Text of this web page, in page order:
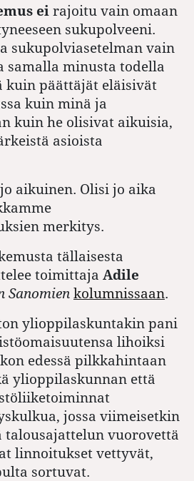
ei rajoitu vain omaan
sukupolveeni.
sukupolviasetelman vain
samalla minusta todella
kuin päättäjät eläisivät
kuin minä ja
kuin he olisivat aikuisia,
asioista
aikuinen. Olisi jo aika
merkitys.
tällaisesta
toimittaja Adile
Sanomien kolumnissaan.
ylioppilaskuntakin pani
lihoiksi
edessä pilkkahintaan
ylioppilaskunnan että
jossa viimeisetkin
talousajattelun vuorovettä
linnoitukset vettyvät,
sortuvat.